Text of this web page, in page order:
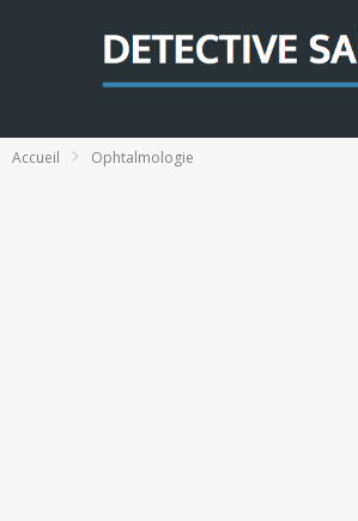
Accueil Ophtalmologie